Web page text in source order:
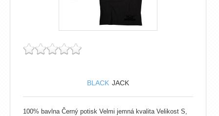
BLACK JACK
100% bavlna Černý potisk Velmi jemná kvalita Velikost S,